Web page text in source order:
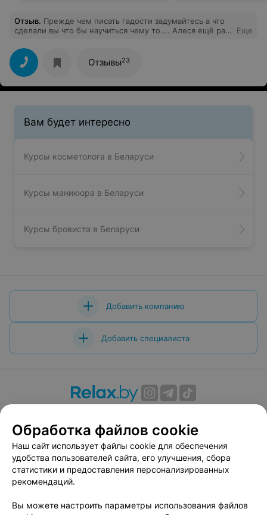
Отзыв. Прежде чем писать гадости задумайтесь а что
сделали вы что бы научиться чему то.... Алеся ещё раз
как вы по началу расстраивались за нас. Но по итогу
все ж получилось) Желаю вам адекватных учеников с
желанием учиться а вам терпения
Еще
Отзывы23
Вам будет интересно
Курсы косметолога в Беларуси
Курсы маникюра в Беларуси
Курсы бровиста в Беларуси
Добавить компанию
Добавить специалиста
Вакансии
Публичный договор
Способы оплаты
Публичный договор по использованию сервиса
«Афиша»
Пользовательское соглашение
Связаться по вопросам сотрудничества
Обработка файлов cookie
Наш сайт использует файлы cookie для обеспечения
удобства пользователей сайта, его улучшения, сбора
статистики и предоставления персонализированных
рекомендаций.
Вы можете настроить параметры использования файлов